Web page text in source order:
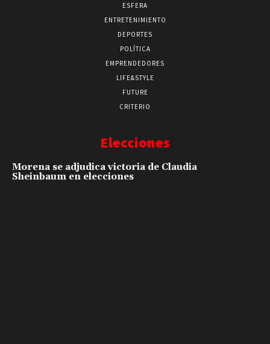
ESFERA
ENTRETENIMIENTO
DEPORTES
POLÍTICA
EMPRENDEDORES
LIFE&STYLE
FUTURE
CRITERIO
Elecciones
Morena se adjudica victoria de Claudia
Sheinbaum en elecciones